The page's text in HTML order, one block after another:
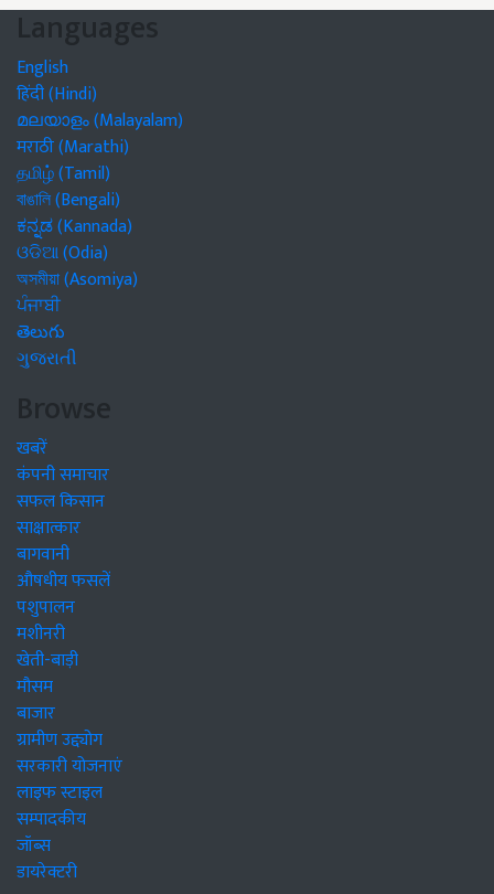
Languages
English
हिंदी (Hindi)
മലയാളം (Malayalam)
मराठी (Marathi)
தமிழ் (Tamil)
বাঙালি (Bengali)
ಕನ್ನಡ (Kannada)
ଓଡିଆ (Odia)
অসমীয়া (Asomiya)
ਪੰਜਾਬੀ
తెలుగు
ગુજરાતી
Browse
खबरें
कंपनी समाचार
सफल किसान
साक्षात्कार
बागवानी
औषधीय फसलें
पशुपालन
मशीनरी
खेती-बाड़ी
मौसम
बाजार
ग्रामीण उद्द्योग
सरकारी योजनाएं
लाइफ स्टाइल
सम्पादकीय
जॉब्स
डायरेक्टरी